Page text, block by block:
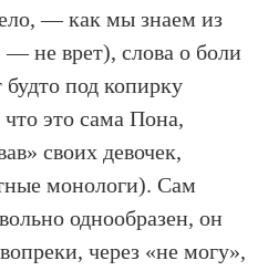
— как мы знаем из
— не врет), слова о боли
будто под копирку
это сама Пона,
своих девочек,
монологи). Сам
однообразен, он
через «не могу»,